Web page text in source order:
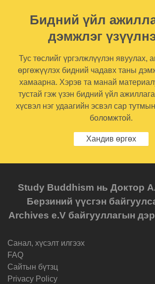
Бидний үйл
дэмжлэг
Тус төслийг үргэлжлүүлэн явуулах,
өргөжүүлэх бидний чадавх таны
хамаарна. Хэрэв та манай
тустай гэж үзэн бидний үйл
хүсвэл нэг удаагийн эсвэл сар
боломжтой.
Хандив өргөх
Study Buddhism нь Доктор
Берзиний үүсгэн
Archives e.V байгууллагын
Санал, хүсэлт илгээх
FAQ
Cайтын бүтзц
Privacy Policy